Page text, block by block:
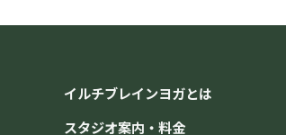
イルチブレインヨガとは
スタジオ案内・料金